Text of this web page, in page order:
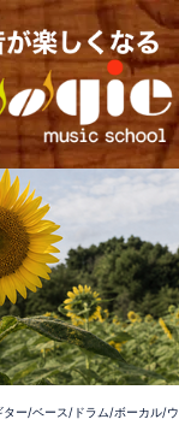
ター/ベース/ドラム/ボーカル/